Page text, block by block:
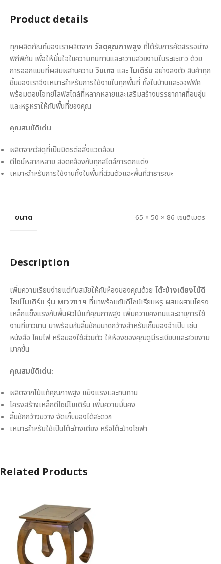
Product details
ทุกผลิตภัณฑ์ของเราผลิตจาก วัสดุคุณภาพสูง ที่ได้รับการคัดสรรอย่าง
พิถีพิถัน เพื่อให้มั่นใจในความทนทานและความสวยงามในระยะยาว ด้วย
การออกแบบที่ผสมผสานความ วินเทจ และ โมเดิร์น อย่างลงตัว สินค้าทุก
ชิ้นของเราจึงเหมาะสำหรับการใช้งานในทุกพื้นที่ ทั้งในบ้านและออฟฟิศ
พร้อมตอบโจทย์ไลฟ์สไตล์ที่หลากหลายและเสริมสร้างบรรยากาศที่อบอุ่น
และหรูหราให้กับพื้นที่ของคุณ
คุณสมบัติเด่น
ผลิตจากวัสดุที่เป็นมิตรต่อสิ่งแวดล้อม
ดีไซน์หลากหลาย สอดคล้องกับทุกสไตล์การตกแต่ง
เหมาะสำหรับการใช้งานทั้งในพื้นที่ส่วนตัวและพื้นที่สาธารณะ
ขนาด 65 × 50 × 86 เซนติเมตร
Description
เพิ่มความเรียบง่ายแต่ทันสมัยให้กับห้องของคุณด้วย โต๊ะข้างเตียงไม้ดี
ไซน์โมเดิร์น รุ่น MD7019 ที่มาพร้อมกับดีไซน์เรียบหรู ผสมผสานโครง
เหล็กแข็งแรงกับพื้นผิวไม้แท้คุณภาพสูง เพิ่มความคงทนและอายุการใช้
งานที่ยาวนาน มาพร้อมกับลิ้นชักขนาดกว้างสำหรับเก็บของจำเป็น เช่น
หนังสือ โคมไฟ หรือของใช้ส่วนตัว ให้ห้องของคุณดูมีระเบียบและสวยงาม
มากขึ้น
คุณสมบัติเด่น:
ผลิตจากไม้แท้คุณภาพสูง แข็งแรงและทนทาน
โครงสร้างเหล็กดีไซน์โมเดิร์น เพิ่มความมั่นคง
ลิ้นชักกว้างขวาง จัดเก็บของได้สะดวก
เหมาะสำหรับใช้เป็นโต๊ะข้างเตียง หรือโต๊ะข้างโซฟา
Related Products